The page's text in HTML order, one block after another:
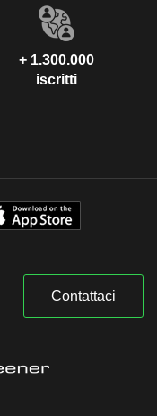
+ 1.300.000
iscritti
Contattaci